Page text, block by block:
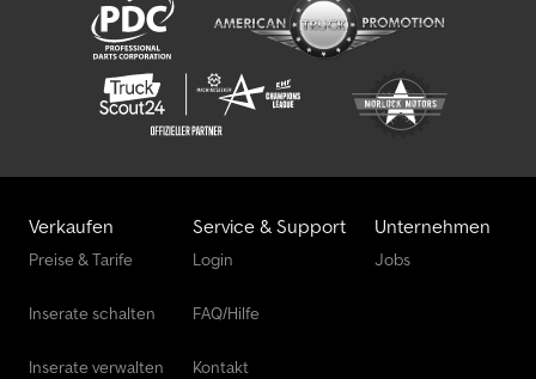
Verkaufen
Preise & Tarife
Inserate schalten
Inserate verwalten
Service & Support
Login
FAQ/Hilfe
Kontakt
Unternehmen
Jobs